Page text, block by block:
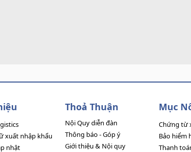
xuất nhập khẩu
nhật
Thoả Thuận
Nội Quy diễn đàn
Thông báo - Góp ý
Giới thiệu & Nội quy
Mục
Chứng từ
Bảo hiểm
Thanh